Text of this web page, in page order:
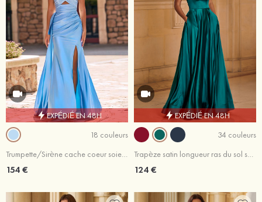
EXPÉDIÉ EN 48H
18 couleurs
Trumpette/Sirène cache coeur soie comme du satin traîne balayage robe de bal avec drapé latéral trou de serrure
154 €
EXPÉDIÉ EN 48H
34 couleurs
Trapèze satin longueur ras du sol sans manches robe de bal
124 €